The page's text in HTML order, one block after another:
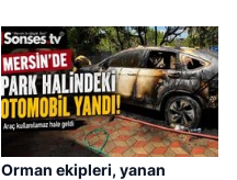
Orman ekipleri, yanan